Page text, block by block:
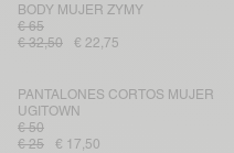
BODY MUJER ZYMY
€ 65
€ 32,50
€ 22,75
PANTALONES CORTOS MUJER
UGITOWN
€ 50
€ 25
€ 17,50